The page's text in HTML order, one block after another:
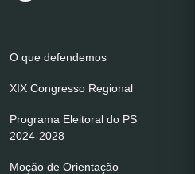
O que defendemos
XIX Congresso Regional
Programa Eleitoral do PS
2024-2028
Moção de Orientação